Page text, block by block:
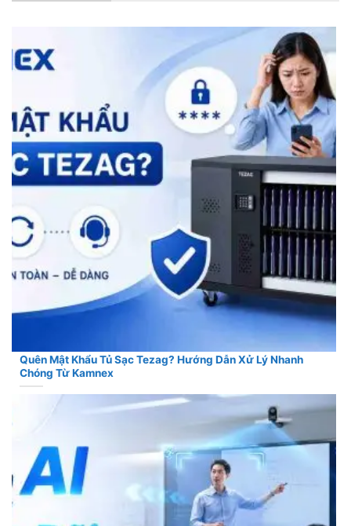
Quên Mật Khẩu Tủ Sạc Tezag? Hướng Dẫn Xử Lý Nhanh
Chóng Từ Kamnex